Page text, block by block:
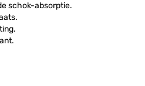
schok-absorptie.